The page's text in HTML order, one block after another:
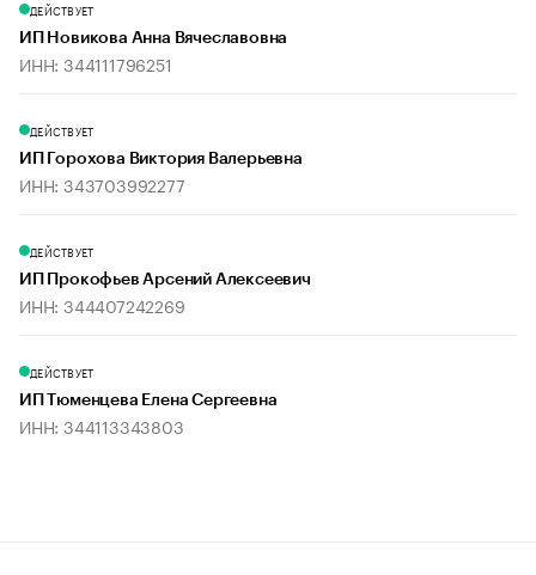
ДЕЙСТВУЕТ
ИП Новикова Анна Вячеславовна
ИНН: 344111796251
ДЕЙСТВУЕТ
ИП Горохова Виктория Валерьевна
ИНН: 343703992277
ДЕЙСТВУЕТ
ИП Прокофьев Арсений Алексеевич
ИНН: 344407242269
ДЕЙСТВУЕТ
ИП Тюменцева Елена Сергеевна
ИНН: 344113343803